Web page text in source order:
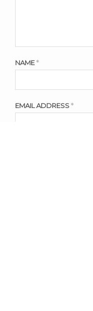
NAME*
EMAIL ADDRESS*